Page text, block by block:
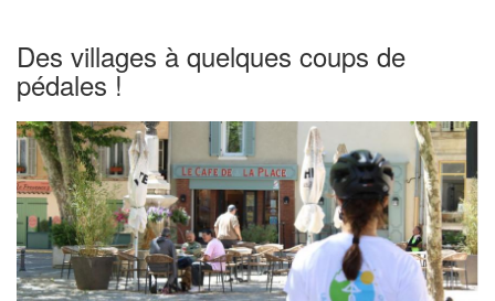
Des villages à quelques coups de
pédales !